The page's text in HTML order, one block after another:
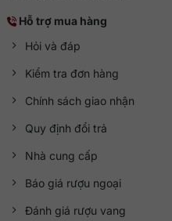
Hỗ trợ mua hàng
Hỏi và đáp
Kiểm tra đơn hàng
Chính sách giao nhận
Quy định đổi trả
Nhà cung cấp
Báo giá rượu ngoại
Đánh giá rượu vang